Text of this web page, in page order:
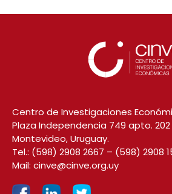
Centro de Investigaciones
Plaza Independencia 749 apto. 202
Montevideo, Uruguay.
Tel.: (598) 2908 2667 – (598) 2908
Mail: cinve@cinve.org.uy